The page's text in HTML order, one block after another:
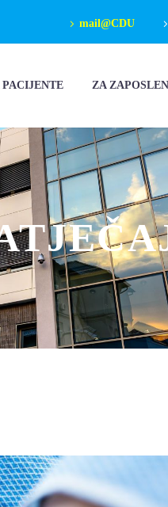
mail@CDU
PACIJENTE ZA